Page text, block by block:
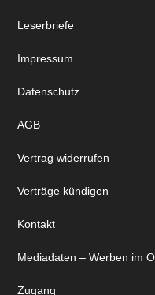
Leserbriefe
Impressum
Datenschutz
AGB
Vertrag widerrufen
Verträge kündigen
Kontakt
Mediadaten – Werben im
Zugang